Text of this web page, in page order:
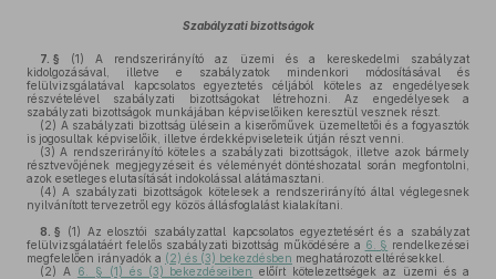
Szabályzati bizottságok
7. § (1) A rendszerirányító az üzemi és a kereskedelmi szabályzat
kidolgozásával, illetve e szabályzatok mindenkori módosításával és
felülvizsgálatával kapcsolatos egyeztetés céljából köteles az engedélyesek
részvételével szabályzati bizottságokat létrehozni. Az engedélyesek a
szabályzati bizottságok munkájában képviselőiken keresztül vesznek részt.
(2) A szabályzati bizottság ülésein a kiserőművek üzemeltetői és a fogyasztók
is jogosultak képviselőik, illetve érdekképviseleteik útján részt venni.
(3) A rendszerirányító köteles a szabályzati bizottságok, illetve azok bármely
résztvevőjének megjegyzéseit és véleményét döntéshozatal során megfontolni,
azok esetleges elutasítását indokolással alátámasztani.
(4) A szabályzati bizottságok kötelesek a rendszerirányító által véglegesnek
nyilvánított tervezetről egy közös állásfoglalást kialakítani.
8. § (1) Az elosztói szabályzattal kapcsolatos egyeztetésért és a szabályzat
felülvizsgálatáért felelős szabályzati bizottság működésére a 6. § rendelkezései
megfelelően irányadók a (2) és (3) bekezdésben meghatározott eltérésekkel.
(2) A 6. § (1) és (3) bekezdéseiben előírt kötelezettségek az üzemi és a